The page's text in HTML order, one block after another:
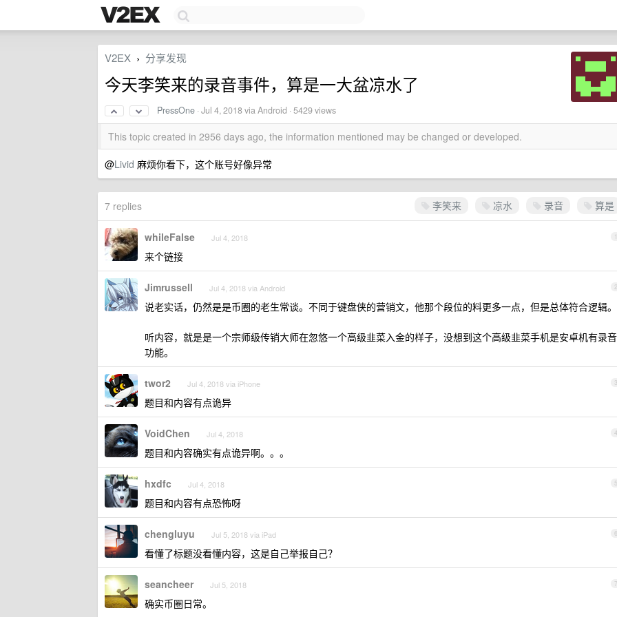
V2EX › 分享发现
今天李笑来的录音事件，算是一大盆凉水了
PressOne ·Jul 4, 2018via Android · 5429 views
This topic created in 2956 days ago, the information mentioned may be changed or developed.
@Livid 麻烦你看下，这个账号好像异常
李笑来 凉水 录音 算是
7 replies
1
whileFalse Jul 4, 2018
来个链接
2
Jimrussell Jul 4, 2018 via Android
说老实话，仍然是是币圈的老生常谈。不同于键盘侠的营销文，他那个段位的料更多一点，但是总体符合逻辑。
听内容，就是是一个宗师级传销大师在忽悠一个高级韭菜入金的样子，没想到这个高级韭菜手机是安卓机有录音
功能。
3
twor2 Jul 4, 2018 via iPhone
题目和内容有点诡异
4
VoidChen Jul 4, 2018
题目和内容确实有点诡异啊。。。
5
hxdfc Jul 4, 2018
题目和内容有点恐怖呀
6
chengluyu Jul 5, 2018 via iPad
看懂了标题没看懂内容，这是自己举报自己？
7
seancheer Jul 5, 2018
确实币圈日常。